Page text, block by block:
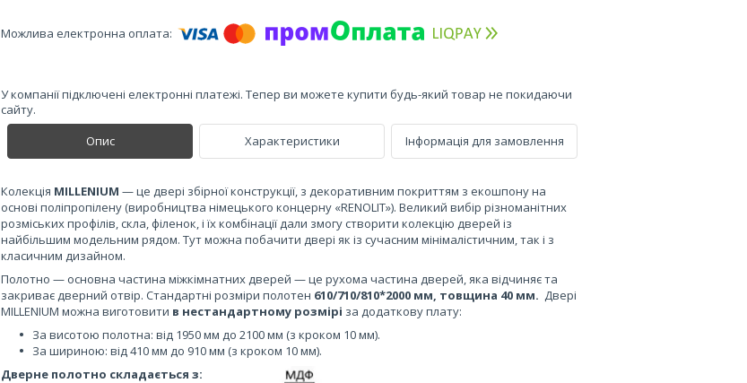
У компанії підключені електронні платежі. Тепер ви можете купити будь-який товар не покидаючи
сайту.
Опис
Характеристики Інформація для замовлення
Колекція MILLENIUM — це двері збірної конструкції, з декоративним покриттям з екошпону на
основі поліпропілену (виробництва німецького концерну «RENOLIT»). Великий вибір різноманітних
розміських профілів, скла, філенок, і їх комбінації дали змогу створити колекцію дверей із
найбільшим модельним рядом. Тут можна побачити двері як із сучасним мінімалістичним, так і з
класичним дизайном.
Полотно — основна частина міжкімнатних дверей — це рухома частина дверей, яка відчиняє та
закриває дверний отвір. Стандартні розміри полотен 610/710/810*2000 мм, товщина 40 мм. Двері
MILLENIUM можна виготовити в нестандартному розмірі за додаткову плату:
За висотою полотна: від 1950 мм до 2100 мм (з кроком 10 мм).
За шириною: від 410 мм до 910 мм (з кроком 10 мм).
Дверне полотно складається з: